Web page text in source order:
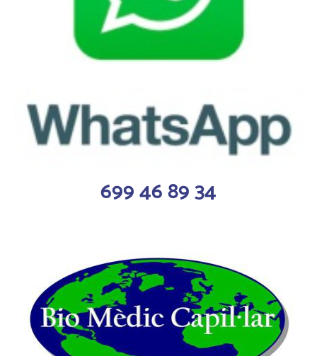
699 46 89 34